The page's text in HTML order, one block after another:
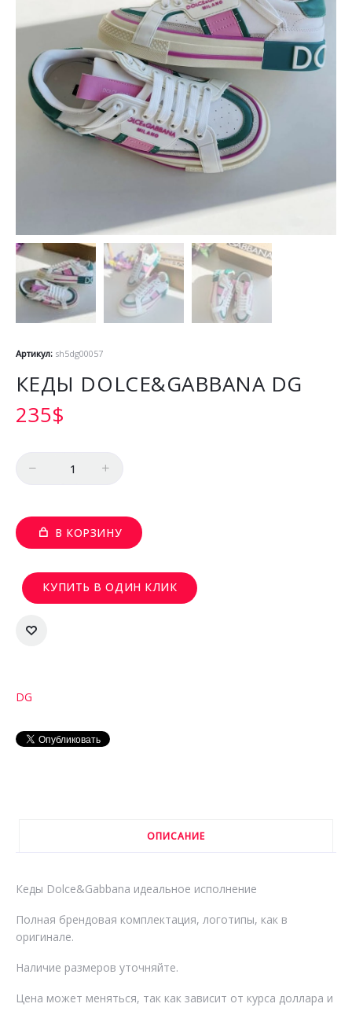
Артикул: sh5dg00057
КЕДЫ DOLCE&GABBANA DG
235$
В КОРЗИНУ
КУПИТЬ В ОДИН КЛИК
DG
ОПИСАНИЕ
Кеды Dolce&Gabbana идеальное исполнение
Полная брендовая комплектация, логотипы, как в
оригинале.
Наличие размеров уточняйте.
Цена может меняться, так как зависит от курса доллара и